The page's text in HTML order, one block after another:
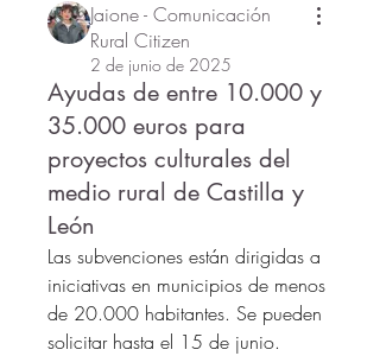
Jaione - Comunicación
Rural Citizen
2 de junio de 2025
Ayudas de entre 10.000 y
35.000 euros para
proyectos culturales del
medio rural de Castilla y
León
Las subvenciones están dirigidas a
iniciativas en municipios de menos
de 20.000 habitantes. Se pueden
solicitar hasta el 15 de junio.